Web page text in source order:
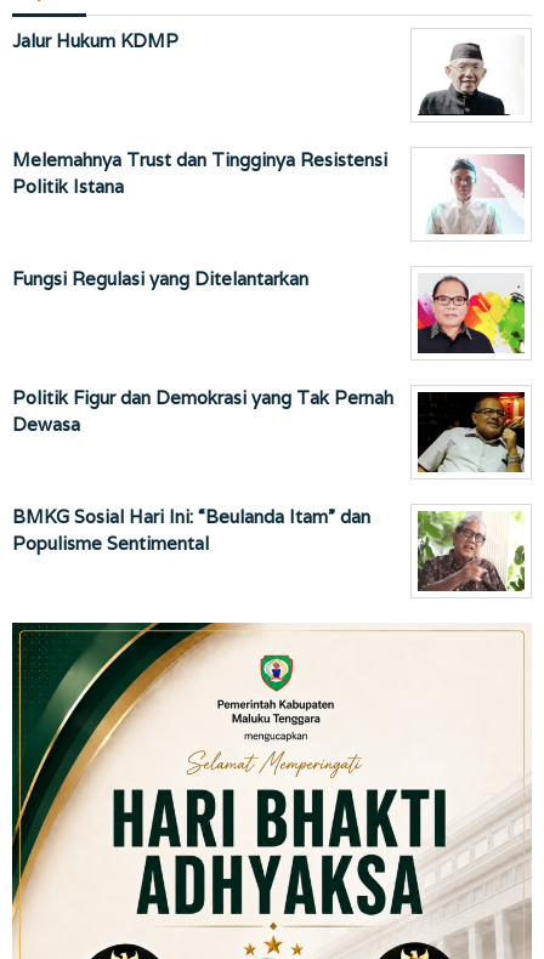
Jalur Hukum KDMP
Melemahnya Trust dan Tingginya Resistensi
Politik Istana
Fungsi Regulasi yang Ditelantarkan
Politik Figur dan Demokrasi yang Tak Pernah
Dewasa
BMKG Sosial Hari Ini: “Beulanda Itam” dan
Populisme Sentimental